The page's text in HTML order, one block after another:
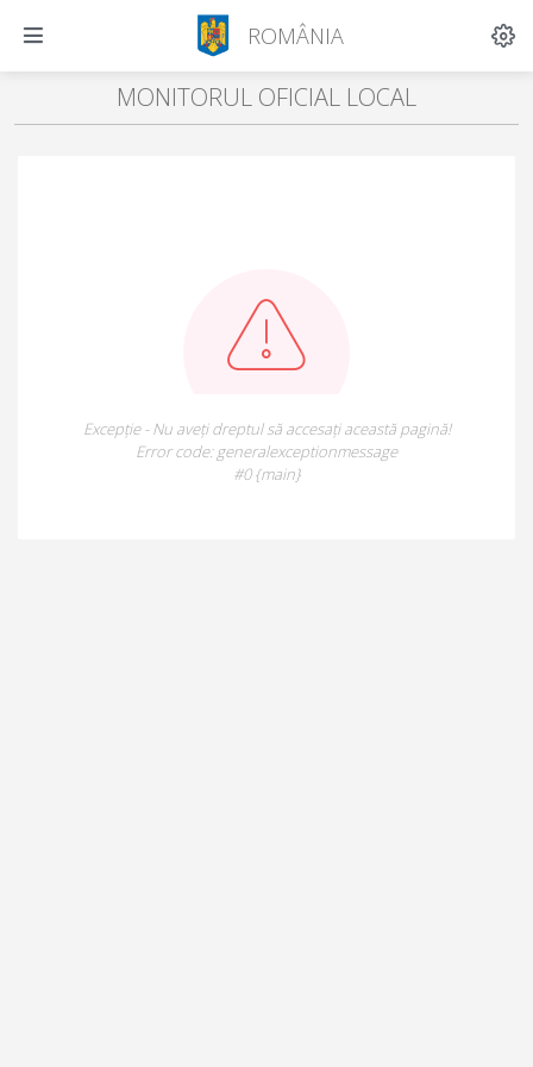
ROMÂNIA
MONITORUL OFICIAL LOCAL
Excepție - Nu aveți dreptul să accesați această pagină!
Error code: generalexceptionmessage
#0 {main}